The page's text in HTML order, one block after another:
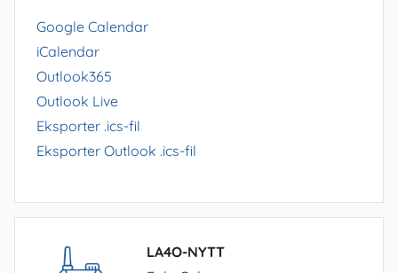
Google Calendar
iCalendar
Outlook365
Outlook Live
Eksporter .ics-fil
Eksporter Outlook .ics-fil
LA4O-NYTT